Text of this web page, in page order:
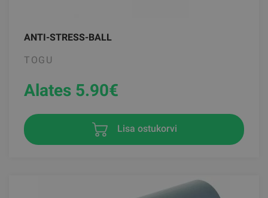
ANTI-STRESS-BALL
TOGU
Alates 5.90€
Lisa ostukorvi